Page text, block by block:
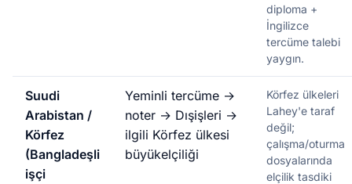
diploma +
İngilizce
tercüme talebi
yaygın.
Suudi
Arabistan /
Körfez
(Bangladeşli
işçi
Yeminli tercüme →
noter → Dışişleri →
ilgili Körfez ülkesi
büyükelçiliği
Körfez ülkeleri
Lahey'e taraf
değil;
çalışma/oturma
dosyalarında
elçilik tasdiki